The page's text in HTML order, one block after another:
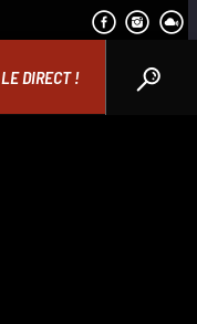
LE DIRECT !